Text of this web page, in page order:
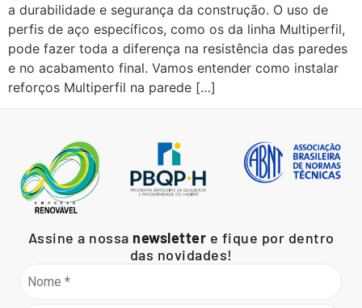
a durabilidade e segurança da construção. O uso de
perfis de aço específicos, como os da linha Multiperfil,
pode fazer toda a diferença na resistência das paredes
e no acabamento final. Vamos entender como instalar
reforços Multiperfil na parede […]
Assine a nossa newsletter e fique por dentro
das novidades!